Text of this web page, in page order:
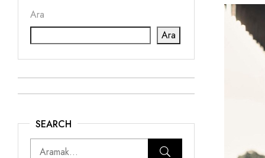
Ara
Ara
SEARCH